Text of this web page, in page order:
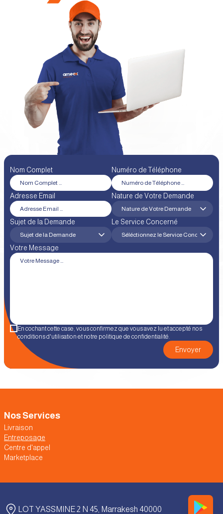
Nom Complet Numéro de Téléphone
Adresse Email Nature de Votre Demande
Sujet de la Demande Le Service Concerné
Votre Message
En cochant cette case, vous confirmez que vous avez lu et accepté nos
conditions d'utilisation et notre politique de confidentialité.
Envoyer
Nos Services
Livraison
Entreposage
Centre d'appel
Marketplace
LOT YASSMINE 2 N 45, Marrakesh 40000